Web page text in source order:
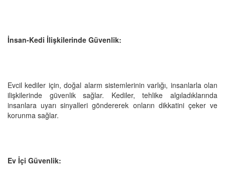
İnsan-Kedi İlişkilerinde Güvenlik:
Evcil kediler için, doğal alarm sistemlerinin varlığı, insanlarla olan
ilişkilerinde güvenlik sağlar. Kediler, tehlike algıladıklarında
insanlara uyarı sinyalleri göndererek onların dikkatini çeker ve
korunma sağlar.
Ev İçi Güvenlik: